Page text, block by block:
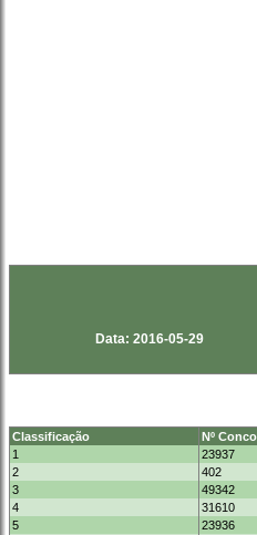
Data: 2016-05-29
Classificação Nº
1
23937
2
402
3
49342
4
31610
5
23936